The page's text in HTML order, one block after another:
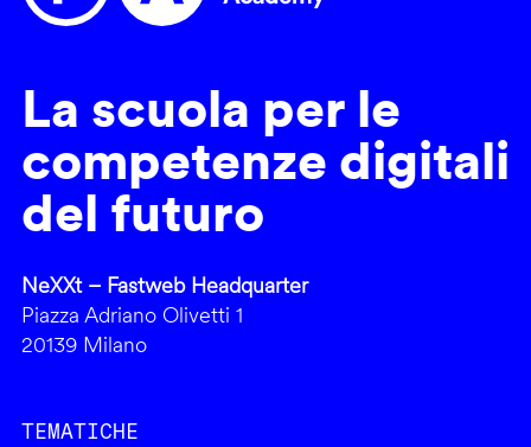
La scuola per le
competenze digitali
del futuro
NeXXt – Fastweb Headquarter
Piazza Adriano Olivetti 1
20139 Milano
TEMATICHE